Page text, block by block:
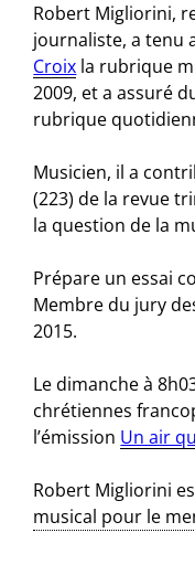
Robert Migliorini,
journaliste, a tenu
Croix la rubrique
2009, et a assuré
rubrique
Musicien, il a
(223) de la revue
la question de la
Prépare un essai
Membre du jury
2015.
Le dimanche à
chrétiennes
l’émission Un air
Robert Migliorini
musical pour le